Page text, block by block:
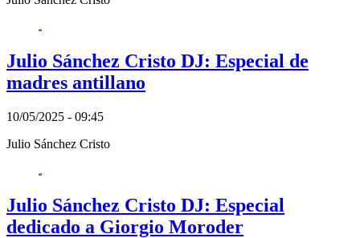
Julio Sánchez Cristo DJ: Especial de
madres antillano
10/05/2025 - 09:45
Julio Sánchez Cristo
Julio Sánchez Cristo DJ: Especial
dedicado a Giorgio Moroder